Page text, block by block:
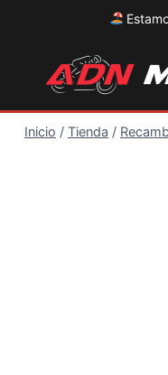
contenido
Inicio / Tienda /